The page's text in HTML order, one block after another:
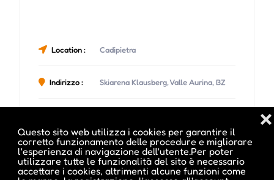
Questo sito web utilizza i cookies per garantire il
corretto funzionamento delle procedure e migliorare
l'esperienza di navigazione dell'utente.Per poter
utilizzare tutte le funzionalità del sito è necessario
accettare i cookies, altrimenti alcune funzioni come
❌
Location : Cadipietra
Indirizzo : Skiarena Klausberg, Valle Aurina, BZ
Sito Web : www.ahrntal.it